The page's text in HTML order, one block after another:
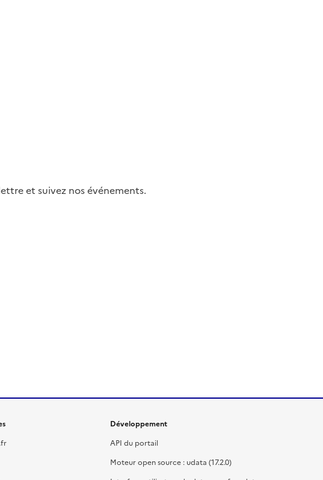
et suivez nos événements.
Développement
API du portail
Moteur open source : udata (17.2.0)